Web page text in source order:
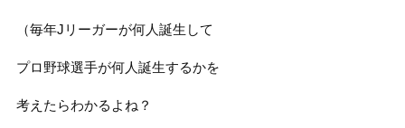
（毎年Jリーガーが何人誕生して
プロ野球選手が何人誕生するかを
考えたらわかるよね？